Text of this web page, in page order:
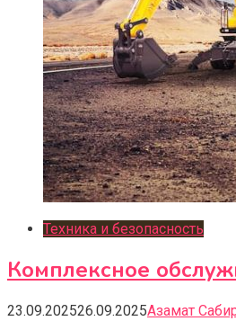
Техника и безопасность
Комплексное
23.09.202526.09.2025Азамат